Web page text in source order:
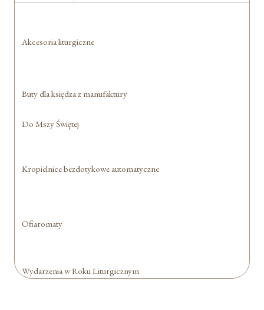
Akcesoria liturgiczne
Buty dla księdza z manufaktury
Do Mszy Świętej
Kropielnice bezdotykowe automatyczne
Ofiaromaty
Wydarzenia w Roku Liturgicznym